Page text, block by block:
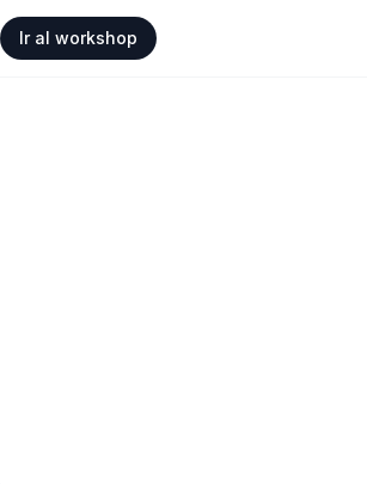
Ir al workshop